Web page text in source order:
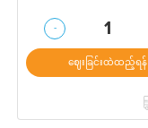
- 1
ဈေးခြင်းထဲထည့်ရန်